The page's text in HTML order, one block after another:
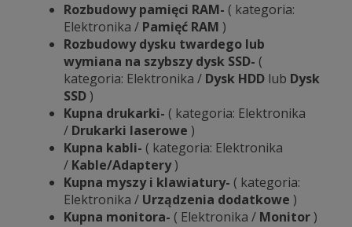
Rozbudowy pamięci RAM- ( kategoria:
Elektronika / Pamięć RAM )
Rozbudowy dysku twardego lub
wymiana na szybszy dysk SSD- (
kategoria: Elektronika / Dysk HDD lub Dysk
SSD )
Kupna drukarki- ( kategoria: Elektronika
/ Drukarki laserowe )
Kupna kabli- ( kategoria: Elektronika
/ Kable/Adaptery)
Kupna myszy i klawiatury- ( kategoria:
Elektronika / Urządzenia dodatkowe )
Kupna monitora- ( Elektronika / Monitor )